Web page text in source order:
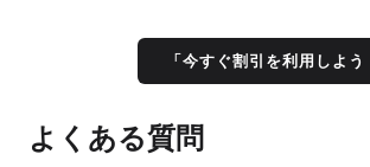
「今すぐ割引を利用しよう
よくある質問